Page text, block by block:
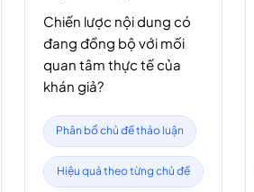
Chiến lược nội dung có
đang đồng bộ với mối
quan tâm thực tế của
khán giả?
Phân bổ chủ đề thảo luận
Hiệu quả theo từng chủ đề